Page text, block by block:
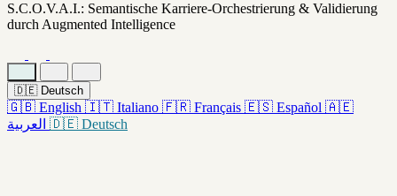
S.C.O.V.A.I.: Semantische Karriere-Orchestrierung & Validierung
durch Augmented Intelligence
🇩🇪 Deutsch
🇬🇧 English 🇮🇹 Italiano 🇫🇷 Français 🇪🇸 Español 🇦🇪
العربية 🇩🇪 Deutsch